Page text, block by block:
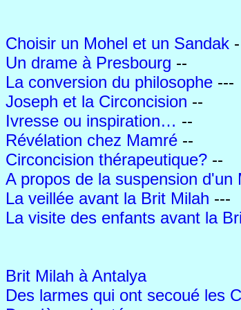
Choisir un Mohel et un Sandak -
Un drame à Presbourg --
La conversion du philosophe ---
Joseph et la Circoncision --
Ivresse ou inspiration… --
Révélation chez Mamré --
Circoncision thérapeutique? --
A propos de la suspension d'un
La veillée avant la Brit Milah ---
La visite des enfants avant la
Brit Milah à Antalya
Des larmes qui ont secoué les